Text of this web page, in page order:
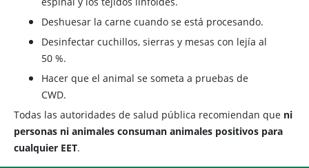
Deshuesar la carne cuando se está procesando.
Desinfectar cuchillos, sierras y mesas con lejía al
50 %.
Hacer que el animal se someta a pruebas de
CWD.
Todas las autoridades de salud pública recomiendan que ni
personas ni animales consuman animales positivos para
cualquier EET.